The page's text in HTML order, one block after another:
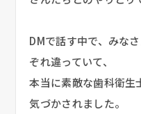
DMで話す中で、みな
ぞれ違っていて、
本当に素敵な歯科衛生
気づかされました。